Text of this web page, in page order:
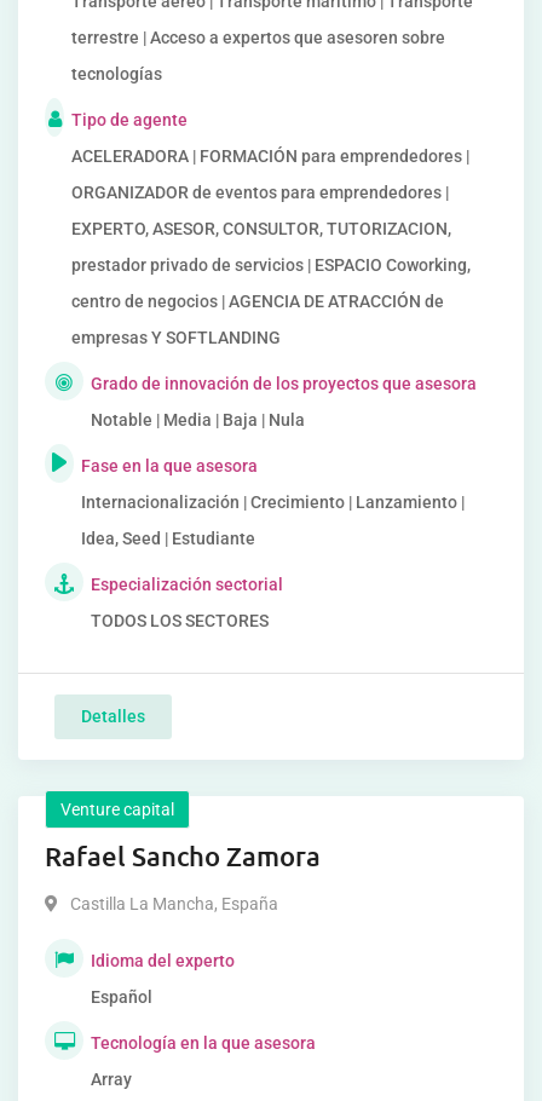
terrestre | Acceso a expertos que asesoren sobre
tecnologías
Tipo de agente
ACELERADORA | FORMACIÓN para emprendedores |
ORGANIZADOR de eventos para emprendedores |
EXPERTO, ASESOR, CONSULTOR, TUTORIZACION,
prestador privado de servicios | ESPACIO Coworking,
centro de negocios | AGENCIA DE ATRACCIÓN de
empresas Y SOFTLANDING
Grado de innovación de los proyectos que asesora
Notable | Media | Baja | Nula
Fase en la que asesora
Internacionalización | Crecimiento | Lanzamiento |
Idea, Seed | Estudiante
Especialización sectorial
TODOS LOS SECTORES
Detalles
Venture capital
Rafael Sancho Zamora
Castilla La Mancha, España
Idioma del experto
Español
Tecnología en la que asesora
Array